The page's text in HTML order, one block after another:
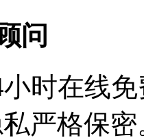
问
时在线
严格保密